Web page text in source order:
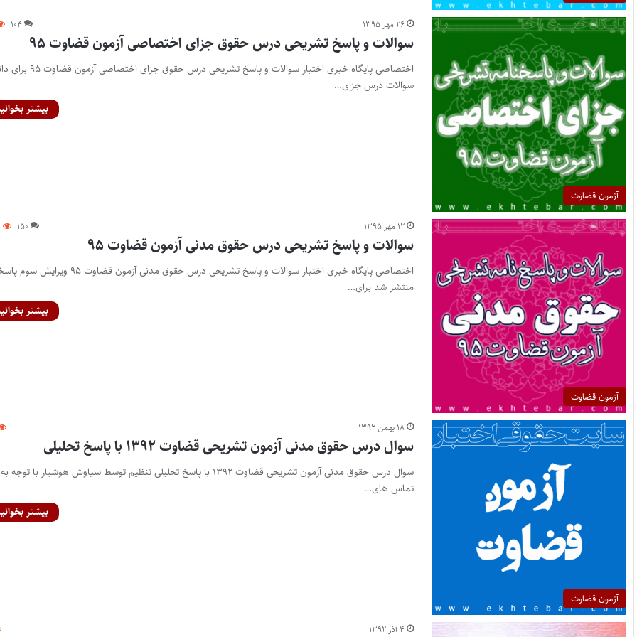
آزمون قضاوت
۲۶ مهر ۱۳۹۵ ۱۰۴
سوالات و پاسخ تشریحی درس حقوق جزای اختصاصی آزمون قضاوت ۹۵
اختصاصی پایگاه خبری اختبار سوالات و پاسخ تشریحی درس حقوق
سوالات درس جزای…
بیشتر
آزمون قضاوت
۱۲ مهر ۱۳۹۵ ۱۵۰
سوالات و پاسخ تشریحی درس حقوق مدنی آزمون قضاوت ۹۵
اختصاصی پایگاه خبری اختبار سوالات و پاسخ تشریحی درس حقوق مدنی آزمون
منتشر شد برای…
بیشتر
آزمون قضاوت
۱۸ بهمن ۱۳۹۲
سوال درس حقوق مدنی آزمون تشریحی قضاوت ۱۳۹۲ با پاسخ تحلیلی
سوال درس حقوق مدنی آزمون تشریحی قضاوت ۱۳۹۲ با پاسخ تحلیلی تنظیم توسط سیاوش هوشیار با توجه به
تماس های…
بیشتر
۴ آذر ۱۳۹۲